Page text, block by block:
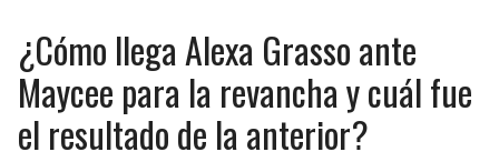
¿Cómo llega Alexa Grasso ante
Maycee para la revancha y cuál fue
el resultado de la anterior?